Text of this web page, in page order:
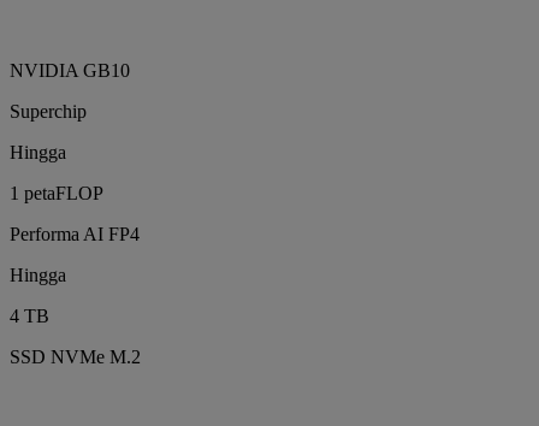
NVIDIA GB10
Superchip
Hingga
1 petaFLOP
Performa AI FP4
Hingga
4 TB
SSD NVMe M.2